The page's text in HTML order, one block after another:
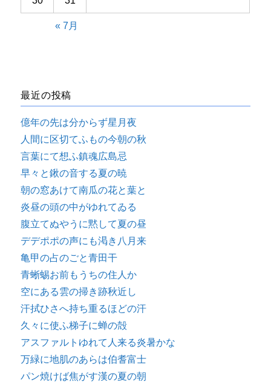
« 7月
最近の投稿
億年の先は分からず星月夜
人間に区切てふもの今朝の秋
言葉にて想ふ鎮魂広島忌
早々と鍬の音する夏の暁
朝の窓あけて南瓜の花と葉と
炎昼の頭の中がゆれてゐる
腹立てぬやうに黙して夏の昼
デデポポの声にも渇き八月来
亀甲の占のごと青田干
青蜥蜴お前もうちの住人か
空にある雲の掃き跡秋近し
汗拭ひさへ持ち重るほどの汗
久々に使ふ梯子に蝉の殻
アスファルトゆれて人来る炎暑かな
万緑に地肌のあらは伯耆富士
パン焼けば焦がす漢の夏の朝